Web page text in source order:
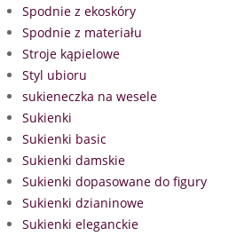
Spodnie z ekoskóry
Spodnie z materiału
Stroje kąpielowe
Styl ubioru
sukieneczka na wesele
Sukienki
Sukienki basic
Sukienki damskie
Sukienki dopasowane do figury
Sukienki dzianinowe
Sukienki eleganckie